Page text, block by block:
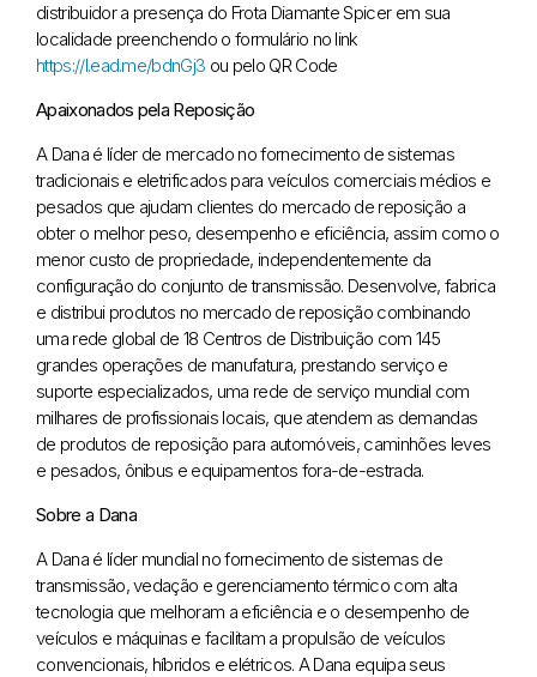
distribuidor a presença do Frota Diamante Spicer em sua
localidade preenchendo o formulário no link
https://l.ead.me/bdnGj3 ou pelo QR Code
Apaixonados pela Reposição
A Dana é líder de mercado no fornecimento de sistemas
tradicionais e eletrificados para veículos comerciais médios e
pesados que ajudam clientes do mercado de reposição a
obter o melhor peso, desempenho e eficiência, assim como o
menor custo de propriedade, independentemente da
configuração do conjunto de transmissão. Desenvolve, fabrica
e distribui produtos no mercado de reposição combinando
uma rede global de 18 Centros de Distribuição com 145
grandes operações de manufatura, prestando serviço e
suporte especializados, uma rede de serviço mundial com
milhares de profissionais locais, que atendem as demandas
de produtos de reposição para automóveis, caminhões leves
e pesados, ônibus e equipamentos fora-de-estrada.
Sobre a Dana
A Dana é líder mundial no fornecimento de sistemas de
transmissão, vedação e gerenciamento térmico com alta
tecnologia que melhoram a eficiência e o desempenho de
veículos e máquinas e facilitam a propulsão de veículos
convencionais, híbridos e elétricos. A Dana equipa seus